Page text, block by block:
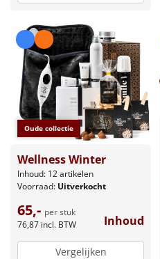
Oude collectie
Wellness Winter
Inhoud: 12 artikelen
Voorraad: Uitverkocht
65,- per stuk
76,87 incl. BTW Inhoud
Vergelijken